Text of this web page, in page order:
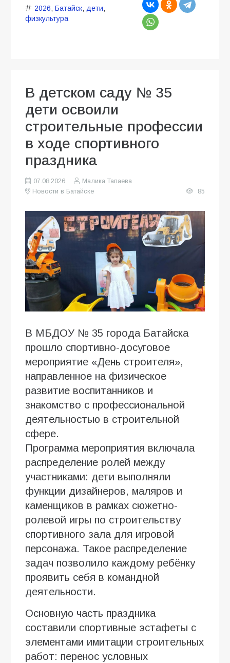
2026, Батайск, дети,
физкультура
В детском саду № 35
дети освоили
строительные профессии
в ходе спортивного
праздника
07.08.2026
Малика Тапаева
Новости в Батайске
85
В МБДОУ № 35 города Батайска
прошло спортивно-досуговое
мероприятие «День строителя»,
направленное на физическое
развитие воспитанников и
знакомство с профессиональной
деятельностью в строительной
сфере.
Программа мероприятия включала
распределение ролей между
участниками: дети выполняли
функции дизайнеров, маляров и
каменщиков в рамках сюжетно-
ролевой игры по строительству
спортивного зала для игровой
персонажа. Такое распределение
задач позволило каждому ребёнку
проявить себя в командной
деятельности.
Основную часть праздника
составили спортивные эстафеты с
элементами имитации строительных
работ: перенос условных